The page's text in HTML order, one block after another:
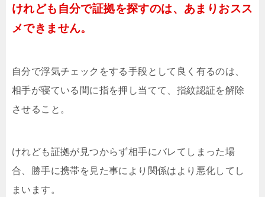
けれども自分で証拠を探すのは、あまりおスス
メできません。
自分で浮気チェックをする手段として良く有るのは、
相手が寝ている間に指を押し当てて、指紋認証を解除
させること。
けれども証拠が見つからず相手にバレてしまった場
合、勝手に携帯を見た事により関係はより悪化してし
まいます。